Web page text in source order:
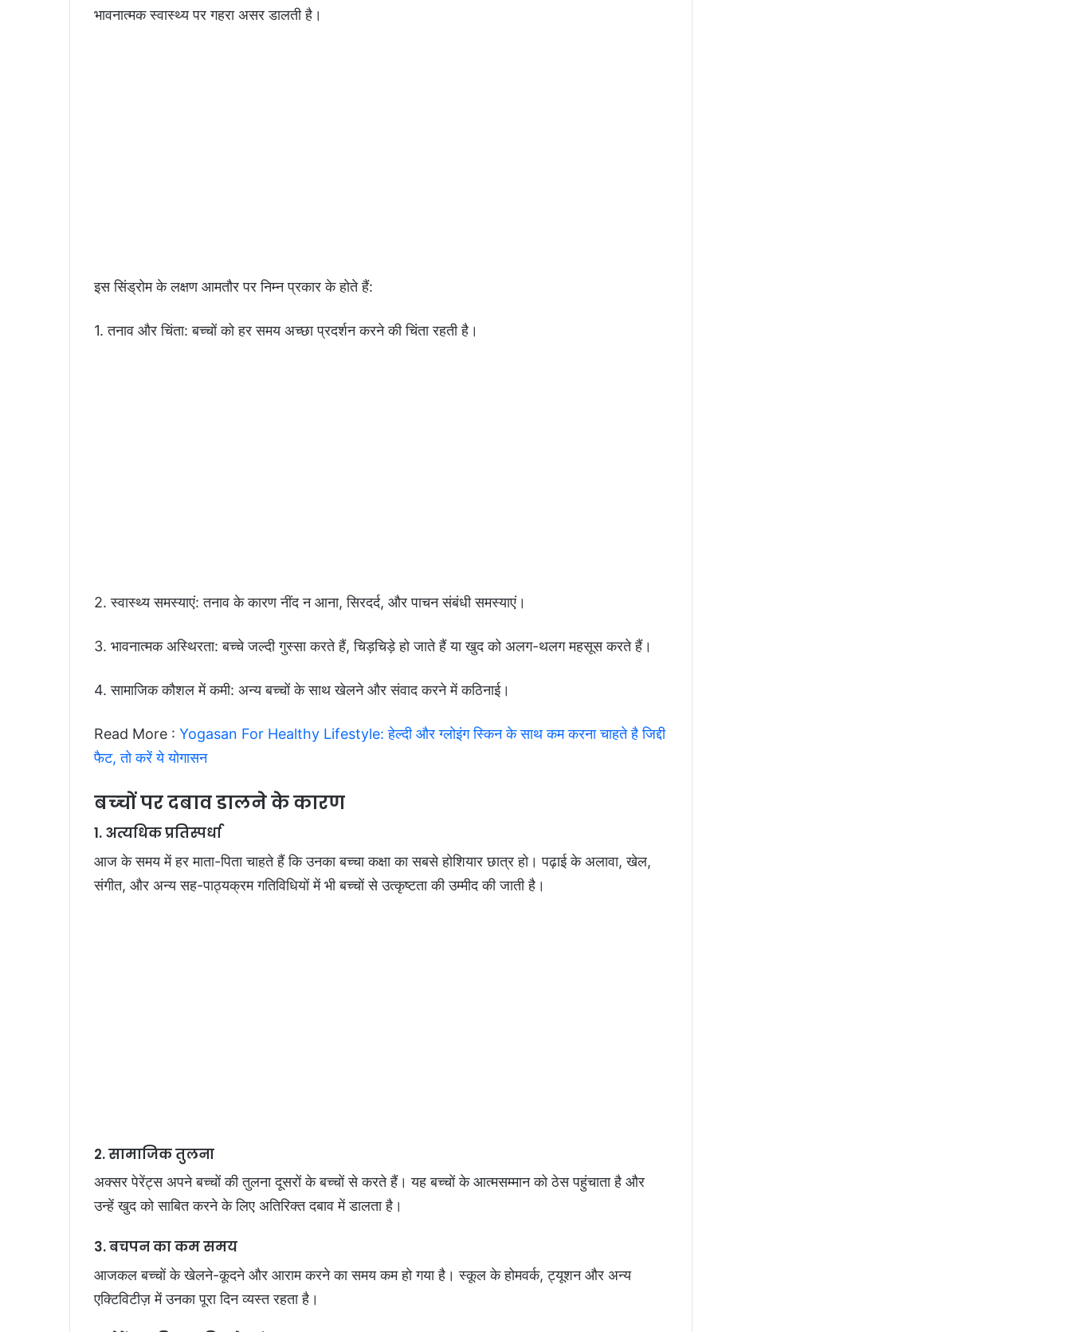
भावनात्मक स्वास्थ्य पर गहरा असर डालती है।
इस सिंड्रोम के लक्षण आमतौर पर निम्न प्रकार के होते हैं:
1. तनाव और चिंता: बच्चों को हर समय अच्छा प्रदर्शन करने की चिंता रहती है।
2. स्वास्थ्य समस्याएं: तनाव के कारण नींद न आना, सिरदर्द, और पाचन संबंधी समस्याएं।
3. भावनात्मक अस्थिरता: बच्‍चे जल्दी गुस्सा करते हैं, चिड़चिड़े हो जाते हैं या खुद को अलग-थलग महसूस करते हैं।
4. सामाजिक कौशल में कमी: अन्य बच्चों के साथ खेलने और संवाद करने में कठिनाई।
Read More : Yogasan For Healthy Lifestyle: हेल्दी और ग्लोइंग स्किन के साथ कम करना चाहते है जिद्दी
फैट, तो करें ये योगासन
बच्‍चों पर दबाव डालने के कारण
1. अत्यधिक प्रतिस्पर्धा
आज के समय में हर माता-पिता चाहते हैं कि उनका बच्चा कक्षा का सबसे होशियार छात्र हो। पढ़ाई के अलावा, खेल,
संगीत, और अन्य सह-पाठ्यक्रम गतिविधियों में भी बच्चों से उत्कृष्टता की उम्मीद की जाती है।
2. सामाजिक तुलना
अक्सर पेरेंट्स अपने बच्‍चों की तुलना दूसरों के बच्चों से करते हैं। यह बच्‍चों के आत्मसम्मान को ठेस पहुंचाता है और
उन्हें खुद को साबित करने के लिए अतिरिक्त दबाव में डालता है।
3. बचपन का कम समय
आजकल बच्‍चों के खेलने-कूदने और आराम करने का समय कम हो गया है। स्कूल के होमवर्क, ट्यूशन और अन्य
एक्टिविटीज़ में उनका पूरा दिन व्यस्त रहता है।